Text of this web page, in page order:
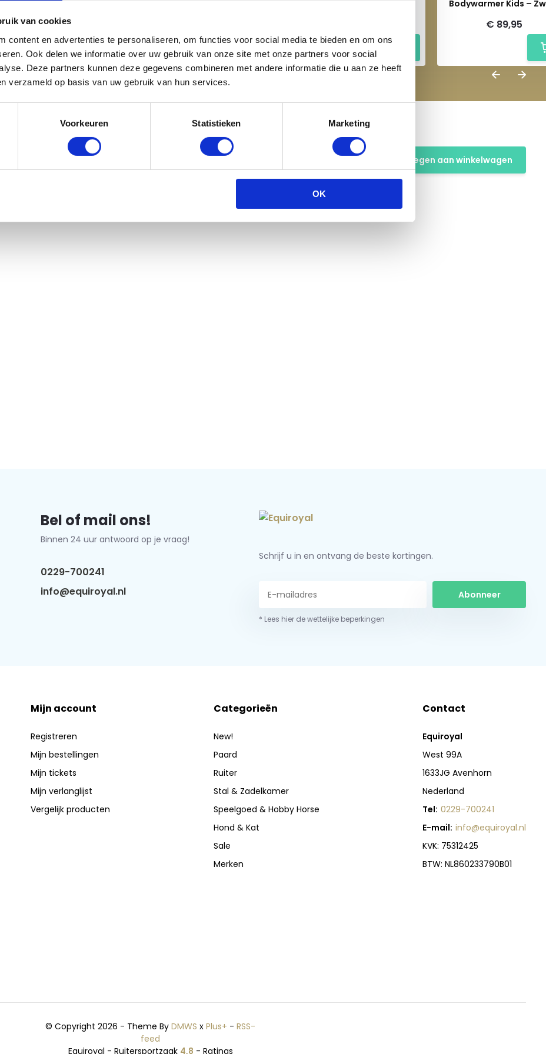
van cookies
content en advertenties te personaliseren, om functies voor social media te bieden en om ons
Ook delen we informatie over uw gebruik van onze site met onze partners voor social
Deze partners kunnen deze gegevens combineren met andere informatie die u aan ze heeft
verzameld op basis van uw gebruik van hun services.
Voorkeuren Statistieken Marketing
OK
Bodywarmer - Zwart
€ 89,95 € 69,95
Vest - Zwart
Rijbroek – Zwart
Bodywarmer Kids –
€ 89,95
Riding Verwarmde Jas - Zwart
Toevoegen aan winkelwagen
Bel of mail ons!
Binnen 24 uur antwoord op je vraag!
0229-700241
info@equiroyal.nl
Schrijf u in en ontvang de beste kortingen.
Abonneer
* Lees hier de wettelijke beperkingen
Mijn account
Registreren
Mijn bestellingen
Mijn tickets
Mijn verlanglijst
Vergelijk producten
Categorieën
New!
Paard
Ruiter
Stal & Zadelkamer
Speelgoed & Hobby Horse
Hond & Kat
Sale
Merken
Contact
Equiroyal
West 99A
1633JG Avenhorn
Nederland
Tel: 0229-700241
E-mail: info@equiroyal.nl
KVK: 75312425
BTW: NL860233790B01
© Copyright 2026 - Theme ByDMWS xPlus+ -RSS-
feed
Equiroyal - Ruitersportzaak 4,8 - Ratings